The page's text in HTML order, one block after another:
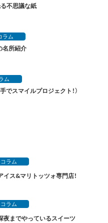
不思議な紙
ラム
名所紹介
ム
でスマイルプロジェクト！）
コラム
イス&マリトッツォ専門店！
コラム
夜までやっているスイーツ